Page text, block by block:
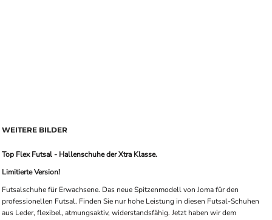
WEITERE BILDER
Top Flex Futsal - Hallenschuhe der Xtra Klasse.
Limitierte Version!
Futsalschuhe für Erwachsene. Das neue Spitzenmodell von Joma für den
professionellen Futsal. Finden Sie nur hohe Leistung in diesen Futsal-Schuhen
aus Leder, flexibel, atmungsaktiv, widerstandsfähig. Jetzt haben wir dem